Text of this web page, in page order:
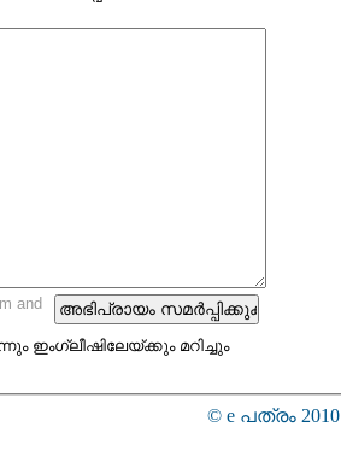
and
ഇംഗ്ലീഷിലേയ്ക്കും മറിച്ചും
© e പത്രം 2010